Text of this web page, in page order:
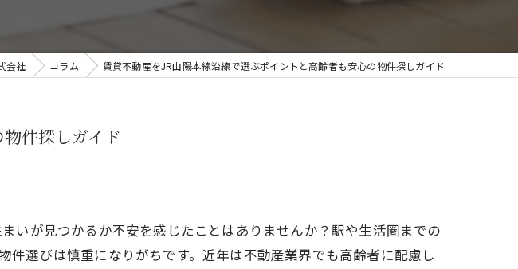
会社 コラム 賃貸不動産をJR山陽本線沿線で選ぶポイントと高齢者も安心の物件探しガイド
件探しガイド
いが見つかるか不安を感じたことはありませんか？駅や生活圏までの
選びは慎重になりがちです。近年は不動産業界でも高齢者に配慮し